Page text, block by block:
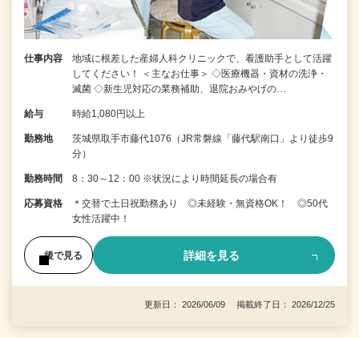
仕事内容
地域に根差した産婦人科クリニックで、看護助手として活躍
してください！ ＜主なお仕事＞ ◇医療機器・資材の洗浄・
滅菌 ◇新生児対応の業務補助、退院おみやげの…
給与 時給1,080円以上
勤務地
茨城県取手市藤代1076（JR常磐線「藤代駅南口」より徒歩9
分）
勤務時間 8：30～12：00 ※状況により時間延長の場合有
応募資格
＊交替で土日祝勤務あり ◎未経験・無資格OK！ ◎50代
女性活躍中！
後で見る 詳細を見る
更新日： 2026/06/09 掲載終了日： 2026/12/25